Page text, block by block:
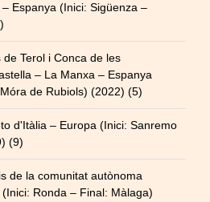
Espanya (Inici: Sigüenza –
Terol i Conca de les
– La Manxa – Espanya
de Rubiols) (2022) (5)
d'Itàlia – Europa (Inici: Sanremo
(9)
de la comunitat autònoma
Ronda – Final: Màlaga)